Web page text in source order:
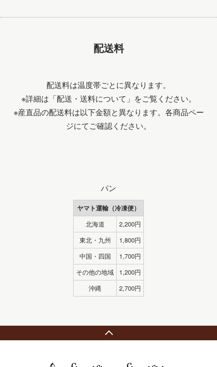
配送料
配送料は温度帯ごとに異なります。
※詳細は 「配送・送料について」 をご覧ください。
※産直品の配送料は以下金額と異なります。各商品ペー
ジにてご確認ください。
パン
ヤマト運輸（冷凍便）
北海道
2,200円
東北・九州
1,800円
中国・四国
1,700円
その他の地域
1,200円
沖縄
2,700円